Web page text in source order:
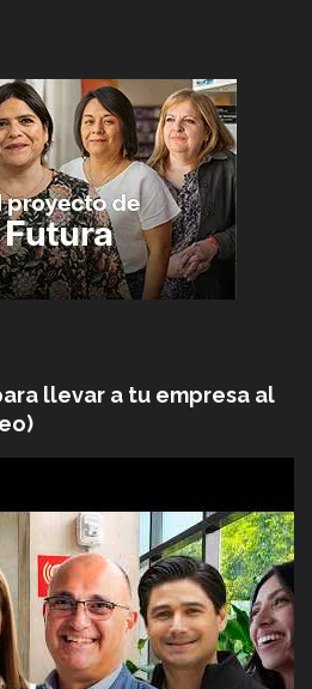
llevar a tu empresa al